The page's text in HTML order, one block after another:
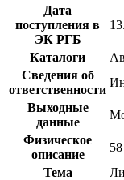
Дата
поступления в
ЭК РГБ
Каталоги
Сведения об
ответственности
Выходные
данные
Физическое
описание
Тема